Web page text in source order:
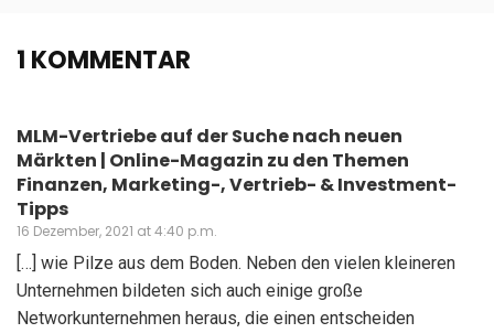
1 KOMMENTAR
MLM-Vertriebe auf der Suche nach neuen
Märkten | Online-Magazin zu den Themen
Finanzen, Marketing-, Vertrieb- & Investment-
Tipps
16 Dezember, 2021 at 4:40 p.m.
[…] wie Pilze aus dem Boden. Neben den vielen kleineren
Unternehmen bildeten sich auch einige große
Networkunternehmen heraus, die einen entscheiden